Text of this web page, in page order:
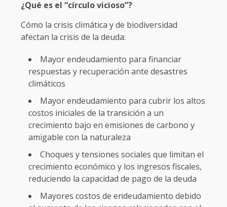
¿Qué es el “círculo vicioso”?
Cómo la crisis climática y de biodiversidad
afectan la crisis de la deuda:
Mayor endeudamiento para financiar
respuestas y recuperación ante desastres
climáticos
Mayor endeudamiento para cubrir los altos
costos iniciales de la transición a un
crecimiento bajo en emisiones de carbono y
amigable con la naturaleza
Choques y tensiones sociales que limitan el
crecimiento económico y los ingresos fiscales,
reduciendo la capacidad de pago de la deuda
Mayores costos de endeudamiento debido